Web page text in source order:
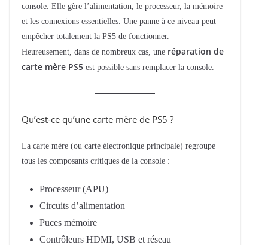
console. Elle gère l’alimentation, le processeur, la mémoire
et les connexions essentielles. Une panne à ce niveau peut
empêcher totalement la PS5 de fonctionner.
Heureusement, dans de nombreux cas, une réparation de
carte mère PS5 est possible sans remplacer la console.
Qu’est-ce qu’une carte mère de PS5 ?
La carte mère (ou carte électronique principale) regroupe
tous les composants critiques de la console :
Processeur (APU)
Circuits d’alimentation
Puces mémoire
Contrôleurs HDMI, USB et réseau